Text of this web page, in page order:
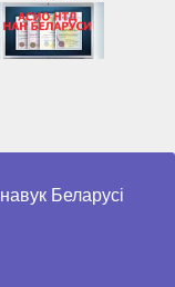
Беларусі